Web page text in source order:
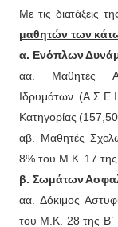
Με τις διατάξεις
μαθητών των
α. Ενόπλων
αα. Μαθητές
Ιδρυμάτων
Κατηγορίας (157,50
αβ. Μαθητές
8% του Μ.Κ. 17 της
β. Σωμάτων
αα. Δόκιμος
του Μ.Κ. 28 της Β΄